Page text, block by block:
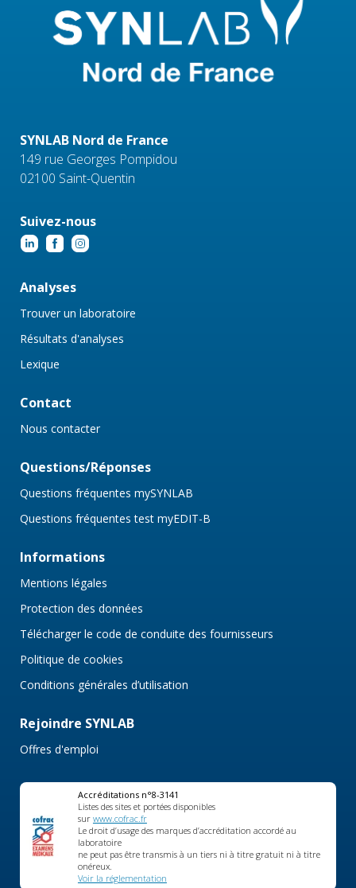
SYNLAB Nord de France
149 rue Georges Pompidou
02100 Saint-Quentin
Suivez-nous
Analyses
Trouver un laboratoire
Résultats d'analyses
Lexique
Contact
Nous contacter
Questions/Réponses
Questions fréquentes mySYNLAB
Questions fréquentes test myEDIT-B
Informations
Mentions légales
Protection des données
Télécharger le code de conduite des fournisseurs
Politique de cookies
Conditions générales d’utilisation
Rejoindre SYNLAB
Offres d'emploi
Accréditations n°8-3141
Listes des sites et portées disponibles
sur www.cofrac.fr
Le droit d’usage des marques d’accréditation accordé au
laboratoire
ne peut pas être transmis à un tiers ni à titre gratuit ni à titre
onéreux.
Voir la réglementation